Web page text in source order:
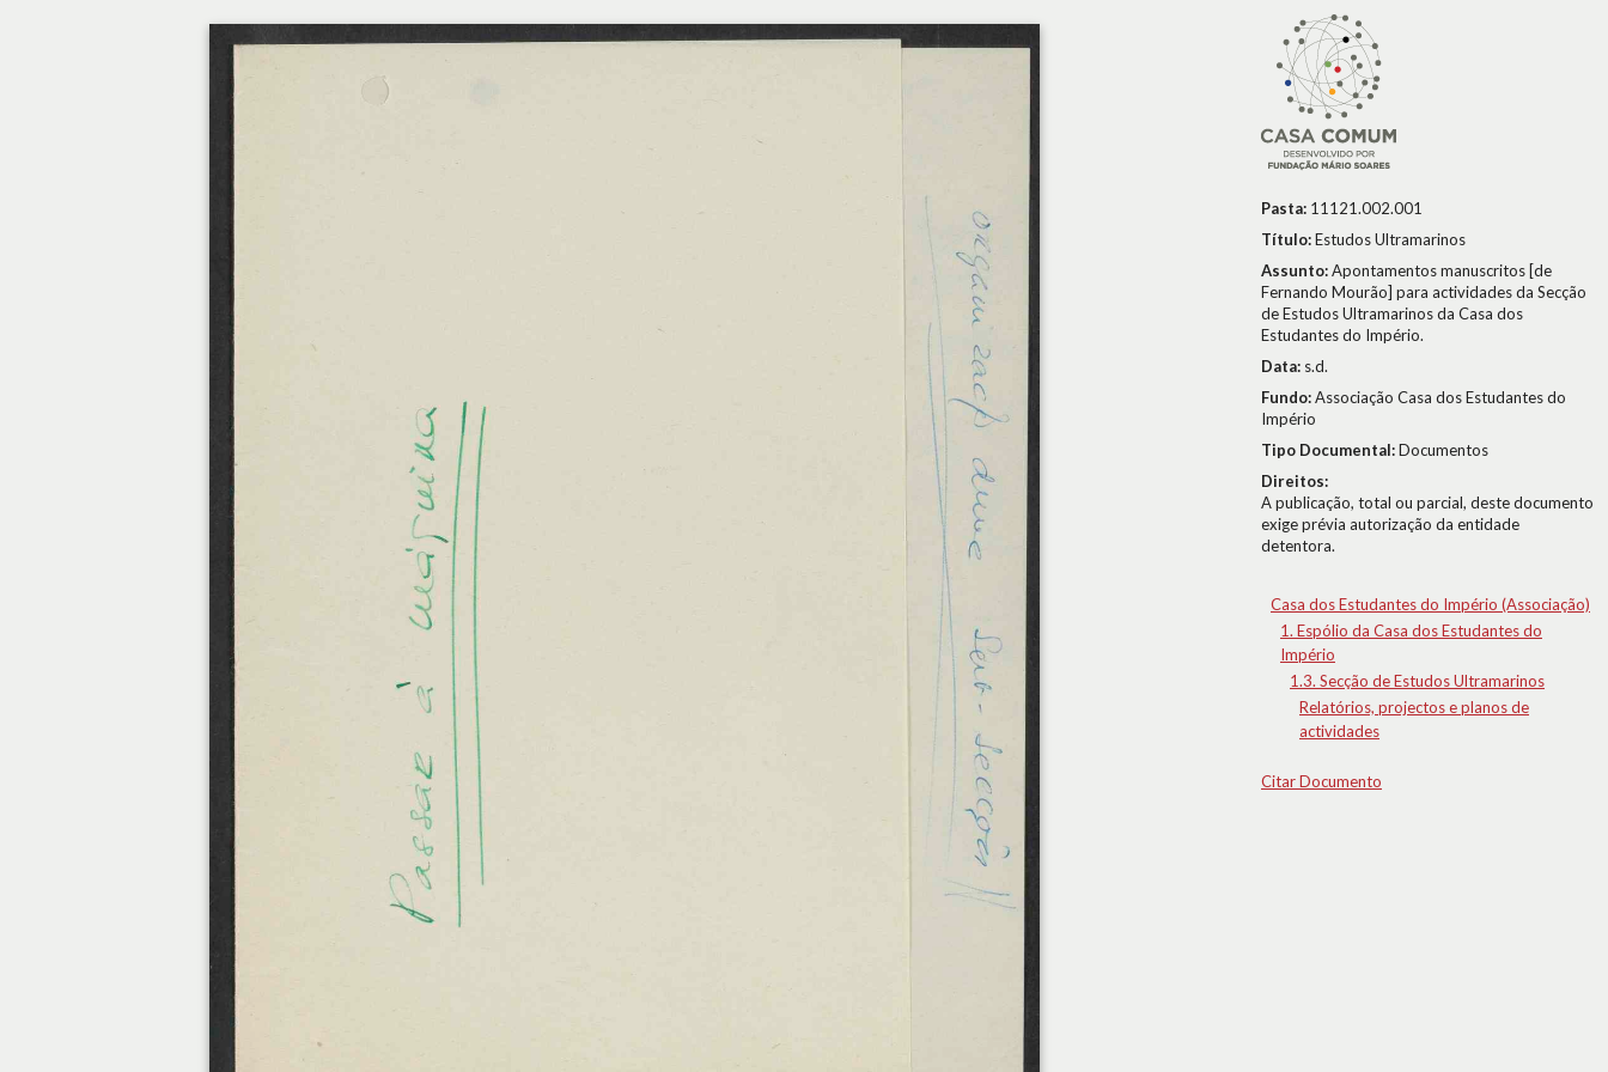
Pasta: 11121.002.001
Título:Estudos Ultramarinos
Assunto:Apontamentos manuscritos [de
Fernando Mourão] para actividades da Secção
de Estudos Ultramarinos da Casa dos
Estudantes do Império.
Data: s.d.
Fundo:Associação Casa dos Estudantes do
Império
Tipo Documental:Documentos
Direitos:
A publicação, total ou parcial, deste documento
exige prévia autorização da entidade
detentora.
Casa dos Estudantes do Império (Associação)
1. Espólio da Casa dos Estudantes do
Império
1.3. Secção de Estudos Ultramarinos
Relatórios, projectos e planos de
actividades
Citar Documento